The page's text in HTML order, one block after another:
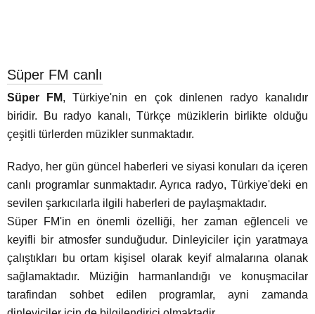
Süper FM canlı
Süper FM, Türkiye'nin en çok dinlenen radyo kanalıdır
biridir. Bu radyo kanalı, Türkçe müziklerin birlikte olduğu
çeşitli türlerden müzikler sunmaktadır.
Radyo, her gün güncel haberleri ve siyasi konuları da içeren
canlı programlar sunmaktadır. Ayrıca radyo, Türkiye'deki en
sevilen şarkıcılarla ilgili haberleri de paylaşmaktadır.
Süper FM'in en önemli özelliği, her zaman eğlenceli ve
keyifli bir atmosfer sunduğudur. Dinleyiciler için yaratmaya
çalıştıkları bu ortam kişisel olarak keyif almalarına olanak
sağlamaktadır. Müziğin harmanlandığı ve konuşmacilar
tarafindan sohbet edilen programlar, ayni zamanda